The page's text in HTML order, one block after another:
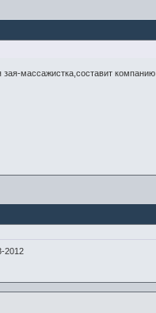
зая-массажистка,составит компанию
2012